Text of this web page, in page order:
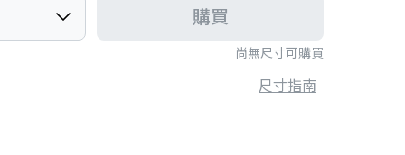
尚無尺寸可購買
購買
尺寸指南